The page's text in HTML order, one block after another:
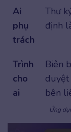
Ai
phụ
trách
Thư
định
Trình
cho
ai
Biên
duyệt
bên
Ứng